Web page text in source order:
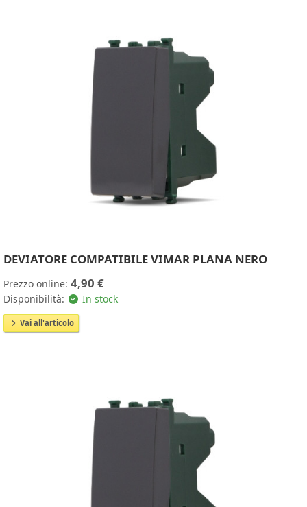
DEVIATORE COMPATIBILE VIMAR PLANA NERO
Prezzo online: 4,90 €
Disponibilità: In stock
Vai all'articolo